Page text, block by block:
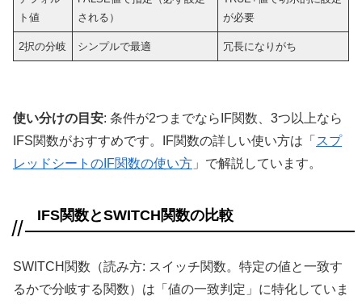
ト値
される）
が必要
2択の分岐 シンプルで最適 冗長になりがち
使い分けの目安: 条件が2つまでならIF関数、3つ以上なら
IFS関数がおすすめです。IF関数の詳しい使い方は「 スプ
レッドシートのIF関数の使い方 」で解説しています。
IFS関数とSWITCH関数の比較
SWITCH関数（読み方: スイッチ関数。特定の値と一致す
るかで分岐する関数）は「値の一致判定」に特化していま